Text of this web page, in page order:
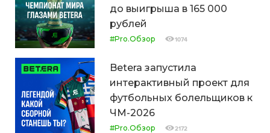
до выигрыша в 165 000
рублей
#Pro.Обзор 1074
Betera запустила
интерактивный проект для
футбольных болельщиков к
ЧМ-2026
#Pro.Обзор 2172